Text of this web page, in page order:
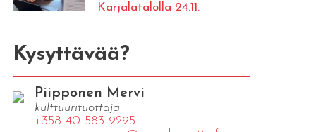
Karjalatalolla 24.11.
Kysyttävää?
Piipponen Mervi
kulttuurituottaja
+358 40 583 9295